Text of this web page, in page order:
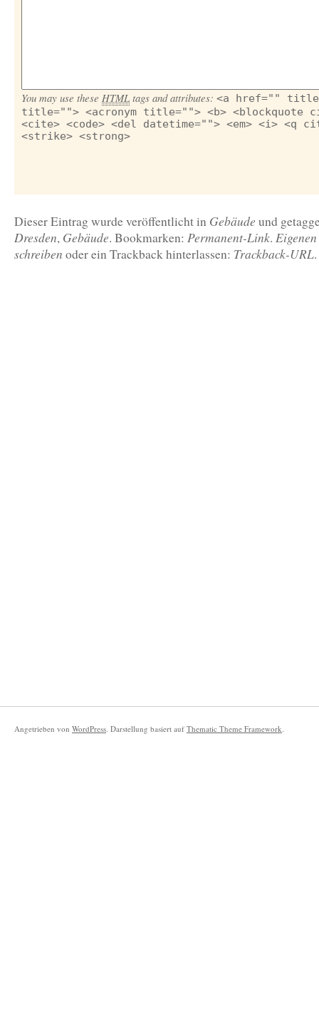
You may use these HTML tags and attributes: <a href=""
title=""> <acronym title=""> <b> <blockquote
<cite> <code> <del datetime=""> <em> <i> <q
<strike> <strong>
Dieser Eintrag wurde veröffentlicht in Gebäude und
Dresden, Gebäude. Bookmarken: Permanent-Link.
schreiben oder ein Trackback hinterlassen: Trackback-URL.
Angetrieben von WordPress. Darstellung basiert auf Thematic Theme Framework.